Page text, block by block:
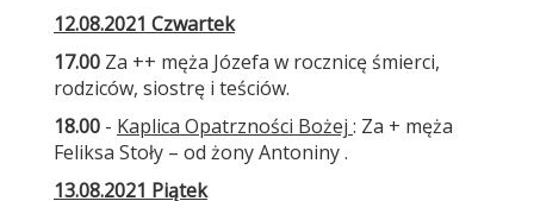
12.08.2021 Czwartek
17.00 Za ++ męża Józefa w rocznicę śmierci,
rodziców, siostrę i teściów.
18.00 - Kaplica Opatrzności Bożej : Za + męża
Feliksa Stoły – od żony Antoniny .
13.08.2021 Piątek